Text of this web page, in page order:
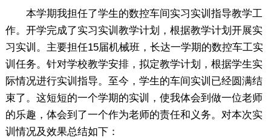
本学期我担任了学生的数控车间实习实训指导教学工
作。开学完成了实习实训教学计划，根据教学计划开展实
习实训。主要担任15届机械班，长达一学期的数控车工实
训任务。针对学校教学安排，拟定教学计划，根据学生实
际情况进行实训指导。至今，学生的车间实训已经圆满结
束了。这短短的一个学期的实训，使我体会到做一位老师
的乐趣，体会到了一个作为老师的责任和义务。对本次实
训情况及效果总结如下：